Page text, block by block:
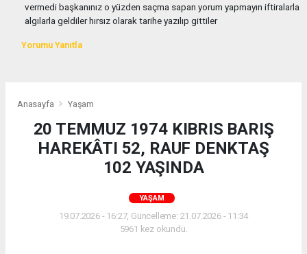
vermedi başkanınız o yüzden saçma sapan yorum yapmayın iftiralarla
algılarla geldiler hırsız olarak tarihe yazılıp gittiler
Yorumu Yanıtla
Anasayfa Yaşam
20 TEMMUZ 1974 KIBRIS BARIŞ
HAREKÂTI 52, RAUF DENKTAŞ
102 YAŞINDA
YAŞAM
19.07.2026 - 16:27, Güncelleme: 21.07.2026 - 11:34
5961 kez okundu.